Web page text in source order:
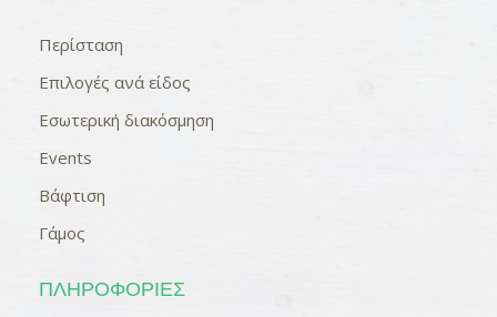
Περίσταση
Επιλογές ανά είδος
Εσωτερική διακόσμηση
Events
Βάφτιση
Γάμος
ΠΛΗΡΟΦΟΡΊΕΣ